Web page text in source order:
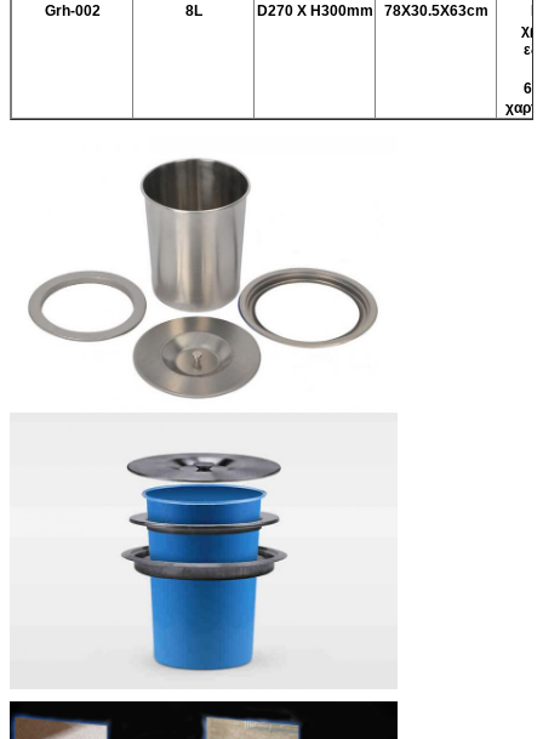
Grh-002
8L D270 Χ H300mm 78X30.5X63cm